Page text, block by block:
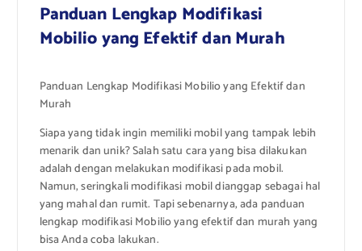
Panduan Lengkap Modifikasi
Mobilio yang Efektif dan Murah
Panduan Lengkap Modifikasi Mobilio yang Efektif dan
Murah
Siapa yang tidak ingin memiliki mobil yang tampak lebih
menarik dan unik? Salah satu cara yang bisa dilakukan
adalah dengan melakukan modifikasi pada mobil.
Namun, seringkali modifikasi mobil dianggap sebagai hal
yang mahal dan rumit. Tapi sebenarnya, ada panduan
lengkap modifikasi Mobilio yang efektif dan murah yang
bisa Anda coba lakukan.